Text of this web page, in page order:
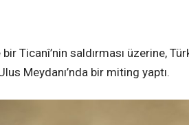
Ticanî’nin saldırması üzerine,
Meydanı’nda bir miting yaptı.